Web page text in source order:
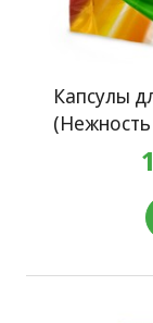
Капсулы
(Нежность